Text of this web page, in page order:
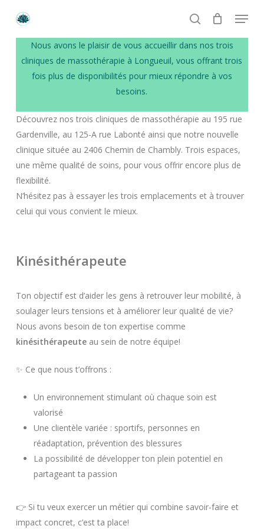
main
search
Menu
Numéro de téléphone
+1 514 513-4449
Heures d’ouverture
Lundi à Vendredi: 9h à 21h
Samedi et Dimanche: 9h à 19h
Nous avons le plaisir de vous accueillir dans nos trois
cliniques de massothérapie à Longueuil, vous offrant trois
fois plus de disponibilités pour mieux répondre à vos
besoins.
Découvrez nos trois cliniques de massothérapie au 195 rue
Gardenville, au 125-A rue Labonté ainsi que notre nouvelle
clinique située au 2406 Chemin de Chambly. Trois espaces,
une même qualité de soins, pour vous offrir encore plus de
flexibilité.
N’hésitez pas à essayer les trois emplacements et à trouver
celui qui vous convient le mieux.
Kinésithérapeute
Ton objectif est d’aider les gens à retrouver leur mobilité, à
soulager leurs tensions et à améliorer leur qualité de vie?
Nous avons besoin de ton expertise comme
kinésithérapeuteau sein de notre équipe!
✨ Ce que nous t’offrons :
Un environnement stimulant où chaque soin est
valorisé
Une clientèle variée : sportifs, personnes en
réadaptation, prévention des blessures
La possibilité de développer ton plein potentiel en
partageant ta passion
👉 Si tu veux exercer un métier qui combine savoir-faire et
impact concret, c’est ta place!